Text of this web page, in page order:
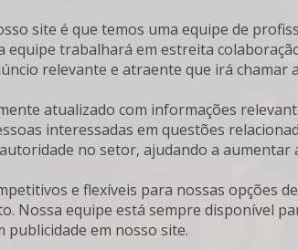
site é que temos uma equipe de
equipe trabalhará em estreita
relevante e atraente que irá chamar
atualizado com informações
interessadas em questões
no setor, ajudando a
e flexíveis para nossas opções
Nossa equipe está sempre disponível
em nosso site.